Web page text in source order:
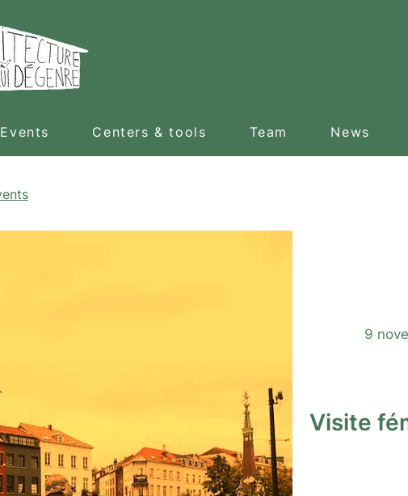
Events Centers & tools Team News
9
Visite